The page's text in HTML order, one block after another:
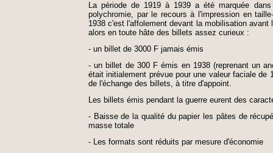
La période de 1919 à 1939 a été marquée
polychromie, par le recours à l'impression en
1938 c'est l'affolement devant la mobilisation
alors en toute hâte des billets assez curieux :
- un billet de 3000 F jamais émis
- un billet de 300 F émis en 1938 (reprenant un
était initialement prévue pour une valeur faciale
de l'échange des billets, à titre d'appoint.
Les billets émis pendant la guerre eurent des
- Baisse de la qualité du papier les pâtes de
masse totale
- Les formats sont réduits par mesure d'économie